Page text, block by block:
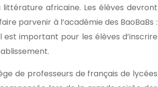
africaine. Les élèves devront
parvenir à l’académie des BaoBaBs :
est important pour les élèves d’inscrire
de professeurs de français de lycées